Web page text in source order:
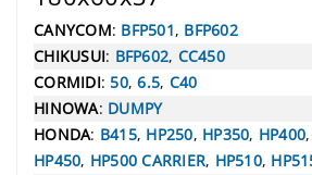
CANYCOM: BFP501, BFP602
CHIKUSUI: BFP602, CC450
CORMIDI:50,6.5, C40
HINOWA: DUMPY
HONDA: B415, HP250, HP350, HP400,
HP450, HP500 CARRIER, HP510,